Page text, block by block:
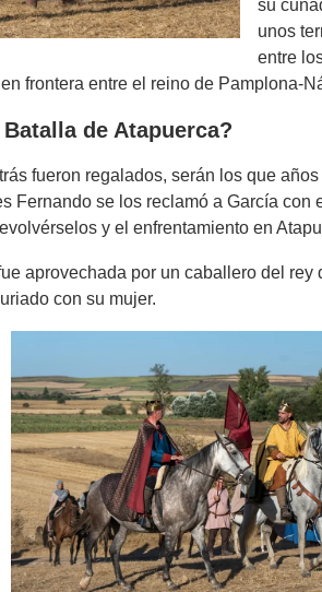
su
unos
entre
frontera entre el reino de Pamplona-
de Atapuerca?
fueron regalados, serán los que
Fernando se los reclamó a García
y el enfrentamiento en
aprovechada por un caballero del rey
con su mujer.